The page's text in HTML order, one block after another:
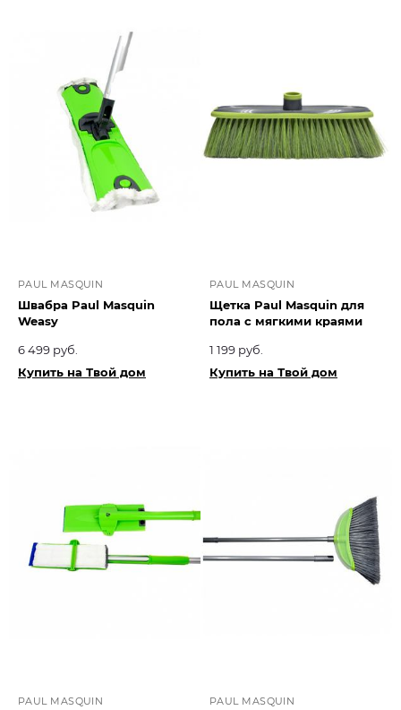
PAUL MASQUIN
Швабра Paul Masquin
Weasy
6 499 руб.
Купить на Твой дом
PAUL MASQUIN
Щетка Paul Masquin для
пола с мягкими краями
1 199 руб.
Купить на Твой дом
PAUL MASQUIN PAUL MASQUIN